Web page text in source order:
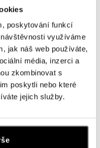
poskytování funkcí
využíváme
jak náš web používáte,
média, inzerci a
zkombinovat s
poskytli nebo které
jejich služby.
Praha 5